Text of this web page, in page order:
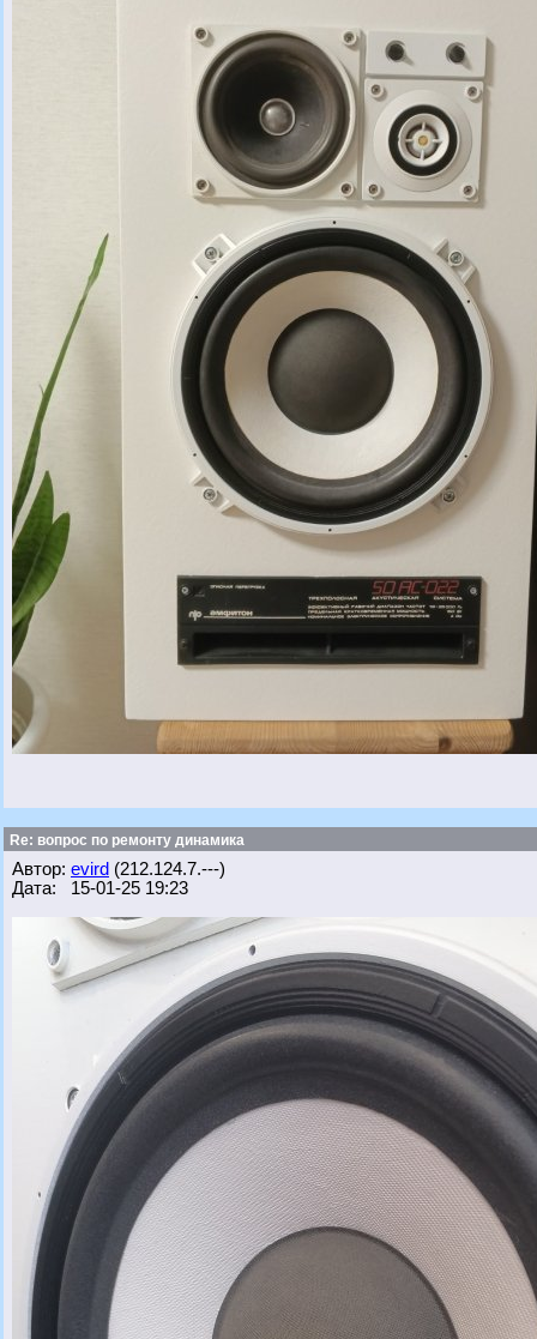
Re: вопрос по ремонту динамика
Автор: evird (212.124.7.---)
Дата: 15-01-25 19:23